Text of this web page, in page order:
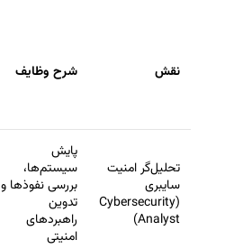
نقش شرح وظایف
تحلیل‌گر امنیت
سایبری
(Cybersecurity
Analyst)
پایش
سیستم‌ها،
بررسی نفوذها و
تدوین
راهبردهای
امنیتی